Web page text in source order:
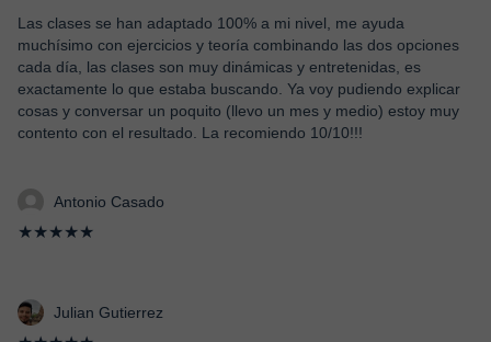
Las clases se han adaptado 100% a mi nivel, me ayuda
muchísimo con ejercicios y teoría combinando las dos opciones
cada día, las clases son muy dinámicas y entretenidas, es
exactamente lo que estaba buscando. Ya voy pudiendo explicar
cosas y conversar un poquito (llevo un mes y medio) estoy muy
contento con el resultado. La recomiendo 10/10!!!
Antonio Casado
★★★★★
Julian Gutierrez